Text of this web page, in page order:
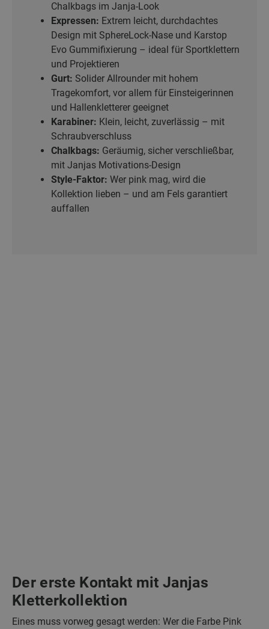
Chalkbags im Janja-Look
Expressen: Extrem leicht, durchdachtes
Design mit SphereLock-Nase und Karstop
Evo Gummifixierung – ideal für Sportklettern
und Projektieren
Gurt: Solider Allrounder mit hohem
Tragekomfort, vor allem für Einsteigerinnen
und Hallenkletterer geeignet
Karabiner: Klein, leicht, zuverlässig – mit
Schraubverschluss
Chalkbags: Geräumig, sicher verschließbar,
mit Janjas Motivations-Design
Style-Faktor: Wer pink mag, wird die
Kollektion lieben – und am Fels garantiert
auffallen
Der erste Kontakt mit Janjas
Kletterkollektion
Eines muss vorweg gesagt werden: Wer die Farbe Pink